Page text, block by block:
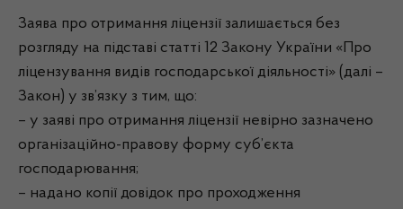
Заява про отримання ліцензії залишається без
розгляду на підставі статті 12 Закону України «Про
ліцензування видів господарської діяльності» (далі –
Закон) у зв’язку з тим, що:
– у заяві про отримання ліцензії невірно зазначено
організаційно-правову форму суб’єкта
господарювання;
– надано копії довідок про проходження